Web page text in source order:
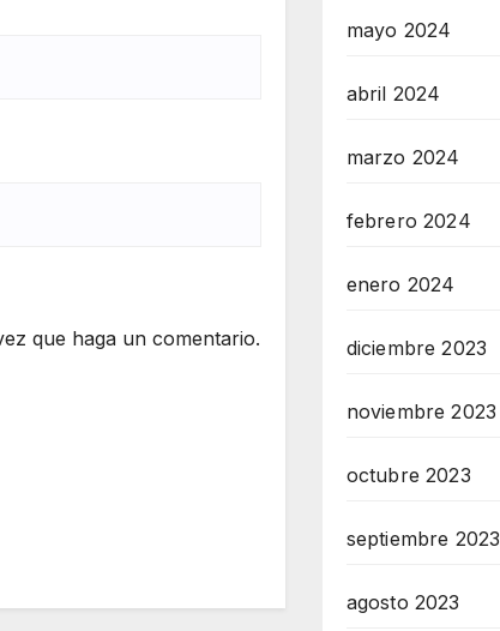
que haga un comentario.
mayo 2024
abril 2024
marzo 2024
febrero 2024
enero 2024
diciembre 2023
noviembre 2023
octubre 2023
septiembre 2023
agosto 2023